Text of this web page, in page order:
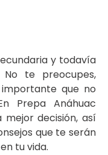
y todavía
te preocupes,
que no
Prepa Anáhuac
decisión, así
que te serán
tu vida.